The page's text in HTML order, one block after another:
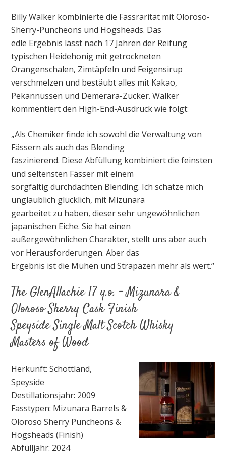
Billy Walker kombinierte die Fassrarität mit Oloroso-
Sherry-Puncheons und Hogsheads. Das
edle Ergebnis lässt nach 17 Jahren der Reifung
typischen Heidehonig mit getrockneten
Orangenschalen, Zimtäpfeln und Feigensirup
verschmelzen und bestäubt alles mit Kakao,
Pekannüssen und Demerara-Zucker. Walker
kommentiert den High-End-Ausdruck wie folgt:
„Als Chemiker finde ich sowohl die Verwaltung von
Fässern als auch das Blending
faszinierend. Diese Abfüllung kombiniert die feinsten
und seltensten Fässer mit einem
sorgfältig durchdachten Blending. Ich schätze mich
unglaublich glücklich, mit Mizunara
gearbeitet zu haben, dieser sehr ungewöhnlichen
japanischen Eiche. Sie hat einen
außergewöhnlichen Charakter, stellt uns aber auch
vor Herausforderungen. Aber das
Ergebnis ist die Mühen und Strapazen mehr als wert.“
The GlenAllachie 17 y.o. – Mizunara &
Oloroso Sherry Cask Finish
Speyside Single Malt Scotch Whisky
Masters of Wood
Herkunft: Schottland,
Speyside
Destillationsjahr: 2009
Fasstypen: Mizunara Barrels &
Oloroso Sherry Puncheons &
Hogsheads (Finish)
Abfülljahr: 2024